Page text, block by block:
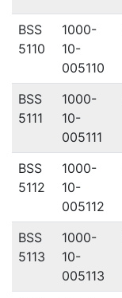
BSS
5110
1000-
10-
005110
BSS
5111
1000-
10-
005111
BSS
5112
1000-
10-
005112
BSS
5113
1000-
10-
005113